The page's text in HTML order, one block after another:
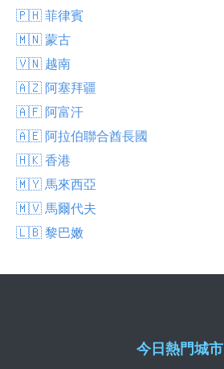
🇵🇭 菲律賓
🇲🇳 蒙古
🇻🇳 越南
🇦🇿 阿塞拜疆
🇦🇫 阿富汗
🇦🇪 阿拉伯聯合酋長國
🇭🇰 香港
🇲🇾 馬來西亞
🇲🇻 馬爾代夫
🇱🇧 黎巴嫩
今日熱門城市